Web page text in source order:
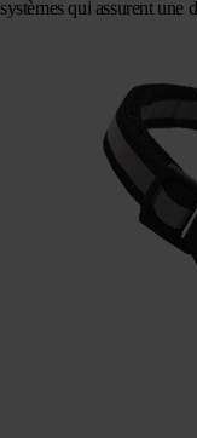
systèmes qui assurent une